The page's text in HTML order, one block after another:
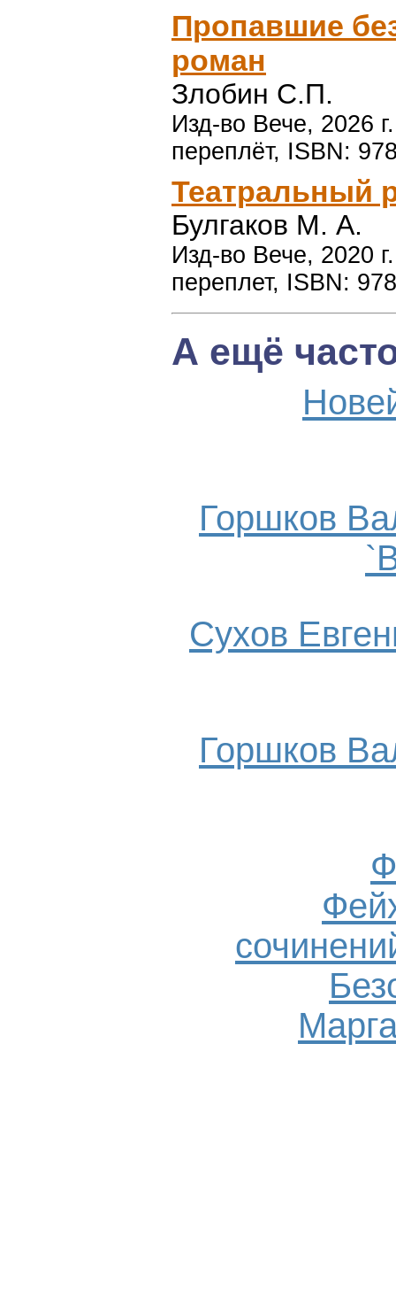
Пропавшие
роман
Злобин С.П.
Изд-во Вече, 2026
переплёт, ISBN:
Театральный
Булгаков М. А.
Изд-во Вече, 2020
переплет, ISBN:
А ещё
Горшков
Сухов
Горшков